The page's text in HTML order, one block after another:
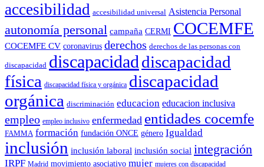
accesibilidad accesibilidad universal Asistencia Personal
autonomía personal campaña CERMI COCEMFE
COCEMFE CV coronavirus derechos derechos de las personas con
discapacidad discapacidad discapacidad
física discapacidad física y orgánica discapacidad
orgánica discriminación educacion educacion inclusiva
empleo empleo inclusivo enfermedad entidades cocemfe
FAMMA formación fundación ONCE género Igualdad
inclusión inclusión laboral inclusión social integración
IRPF Madrid movimiento asociativo mujer mujeres con discapacidad